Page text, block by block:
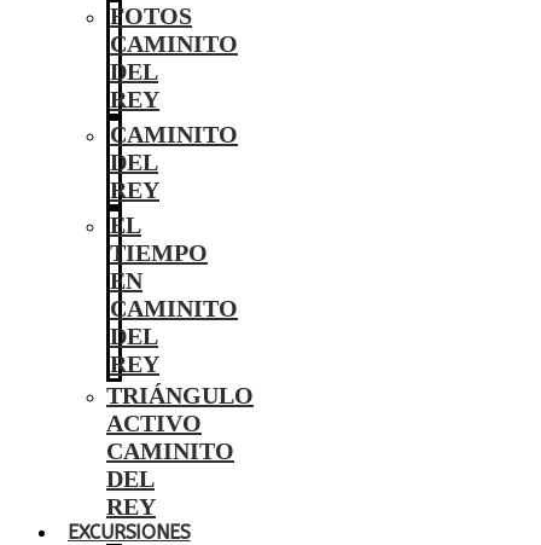
FOTOS
CAMINITO
DEL
REY
CAMINITO
DEL
REY
EL
TIEMPO
EN
CAMINITO
DEL
REY
TRIÁNGULO
ACTIVO
CAMINITO
DEL
REY
EXCURSIONES